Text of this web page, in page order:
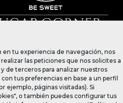
en tu experiencia de navegación, nos
las peticiones que nos solicites a
de terceros para analizar nuestros
tus preferencias en base a un perfil
ejemplo, páginas visitadas). Si
o también puedes configurar tus
Política de privacidad|